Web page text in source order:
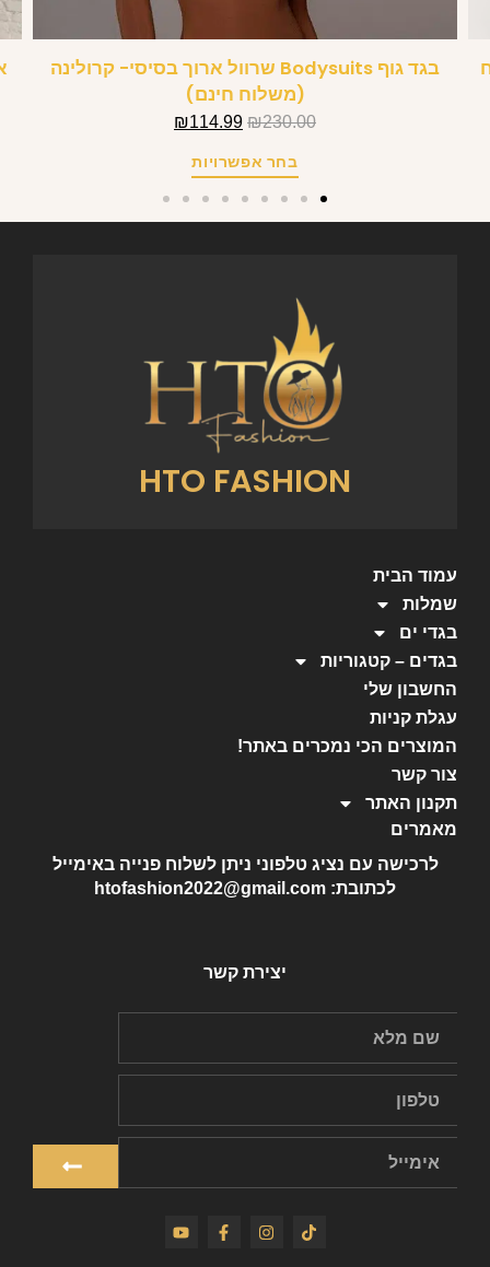
בגד גוף Bodysuits שרוול ארוך בסיסי- קרולינה
(משלוח חינם)
₪230.00
₪114.99
בחר אפשרויות
HTO FASHION
עמוד הבית
שמלות
בגדי ים
בגדים – קטגוריות
החשבון שלי
עגלת קניות
המוצרים הכי נמכרים באתר!
צור קשר
תקנון האתר
מאמרים
לרכישה עם נציג טלפוני ניתן לשלוח פנייה באימייל
לכתובת: htofashion2022@gmail.com
יצירת קשר